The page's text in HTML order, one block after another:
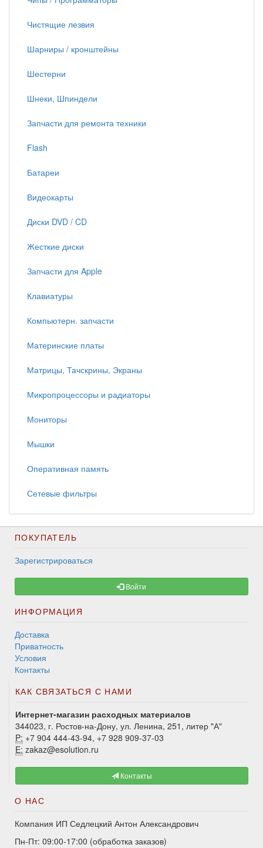
Чистящие лезвия
Шарниры / кронштейны
Шестерни
Шнеки, Шпиндели
Запчасти для ремонта техники
Flash
Батареи
Видеокарты
Диски DVD / CD
Жесткие диски
Запчасти для Apple
Клавиатуры
Компьютерн. запчасти
Материнские платы
Матрицы, Тачскрины, Экраны
Микропроцессоры и радиаторы
Мониторы
Мышки
Оперативная память
Сетевые фильтры
ПОКУПАТЕЛЬ
Зарегистрироваться
Войти
ИНФОРМАЦИЯ
Доставка
Приватность
Условия
Контакты
КАК СВЯЗАТЬСЯ С НАМИ
Интернет-магазин расходных материалов
344023, г. Ростов-на-Дону, ул. Ленина, 251, литер "А"
P: +7 904 444-43-94, +7 928 909-37-03
E: zakaz@esolution.ru
Контакты
О НАС
Компания ИП Седлецкий Антон Александрович
Пн-Пт: 09:00-17:00 (обработка заказов)